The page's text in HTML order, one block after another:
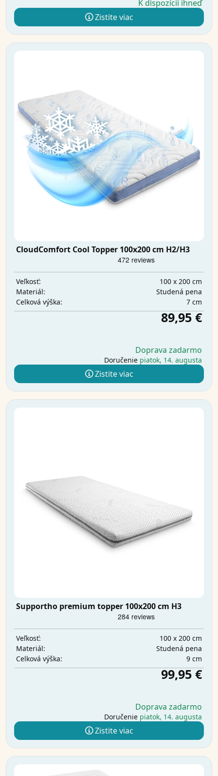
K dispozícii ihneď
Zistite viac
CloudComfort Cool Topper 100x200 cm H2/H3
Veľkosť:
100 x 200 cm
Materiál:
Studená pena
Celková výška:
7 cm
89,95 €
Doprava zadarmo
Doručenie piatok, 14. augusta
Zistite viac
Supportho premium topper 100x200 cm H3
Veľkosť:
100 x 200 cm
Materiál:
Studená pena
Celková výška:
9 cm
99,95 €
Doprava zadarmo
Doručenie piatok, 14. augusta
Zistite viac